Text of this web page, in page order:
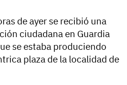
de ayer se recibió una
ciudadana en Guardia
se estaba produciendo
plaza de la localidad de